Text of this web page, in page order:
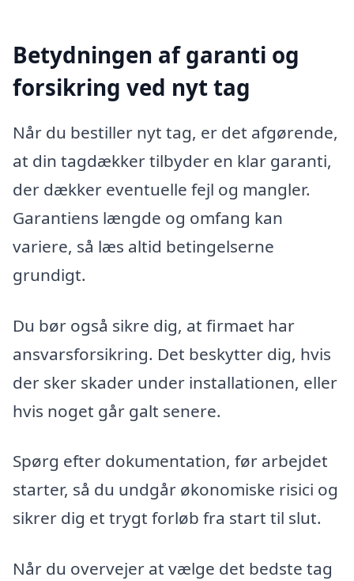
Betydningen af garanti og
forsikring ved nyt tag
Når du bestiller nyt tag, er det afgørende,
at din tagdækker tilbyder en klar garanti,
der dækker eventuelle fejl og mangler.
Garantiens længde og omfang kan
variere, så læs altid betingelserne
grundigt.
Du bør også sikre dig, at firmaet har
ansvarsforsikring. Det beskytter dig, hvis
der sker skader under installationen, eller
hvis noget går galt senere.
Spørg efter dokumentation, før arbejdet
starter, så du undgår økonomiske risici og
sikrer dig et trygt forløb fra start til slut.
Når du overvejer at vælge det bedste tag